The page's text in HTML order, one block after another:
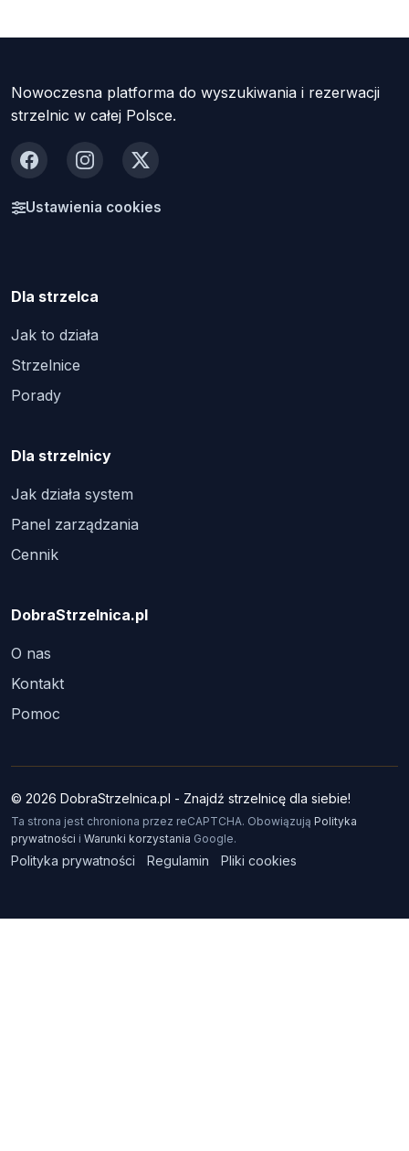
Nowoczesna platforma do wyszukiwania i rezerwacji
strzelnic w całej Polsce.
FacebookInstagram
X
Ustawienia cookies
Dla strzelca
Jak to działa
Strzelnice
Porady
Dla strzelnicy
Jak działa system
Panel zarządzania
Cennik
DobraStrzelnica.pl
O nas
Kontakt
Pomoc
© 2026 DobraStrzelnica.pl - Znajdź strzelnicę dla siebie!
Ta strona jest chroniona przez reCAPTCHA. Obowiązują Polityka
prywatności i Warunki korzystania Google.
Polityka prywatności Regulamin Pliki cookies